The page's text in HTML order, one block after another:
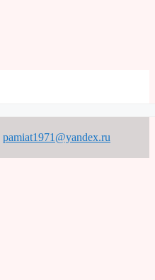
pamiat1971@yandex.ru